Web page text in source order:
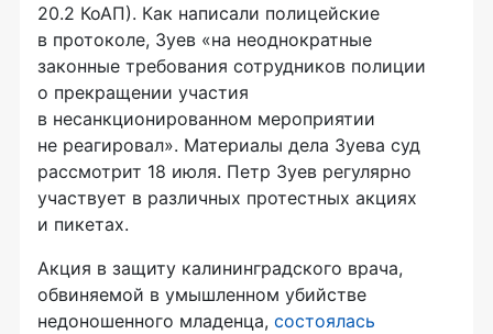
20.2 КоАП). Как написали полицейские
в протоколе, Зуев «на неоднократные
законные требования сотрудников полиции
о прекращении участия
в несанкционированном мероприятии
не реагировал». Материалы дела Зуева суд
рассмотрит 18 июля. Петр Зуев регулярно
участвует в различных протестных акциях
и пикетах.
Акция в защиту калининградского врача,
обвиняемой в умышленном убийстве
недоношенного младенца, состоялась